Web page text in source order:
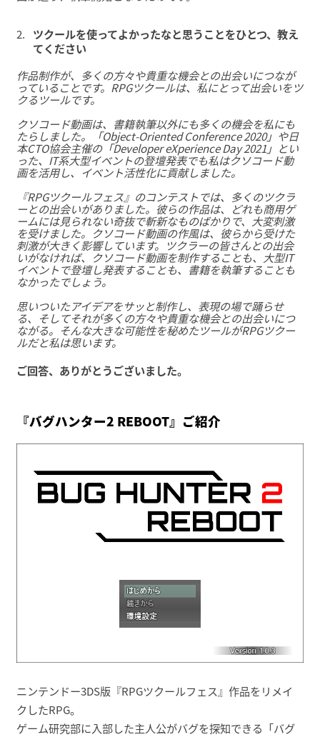
ツクールを使ってよかったなと思うことをひとつ、教え
てください
作品制作が、多くの方々や貴重な機会との出会いにつなが
っていることです。RPGツクールは、私にとって出会いをツ
クるツールです。
クソコード動画は、書籍執筆以外にも多くの機会を私にも
たらしました。「Object-Oriented Conference 2020」や日
本CTO協会主催の「Developer eXperience Day 2021」とい
った、IT系大型イベントの登壇発表でも私はクソコード動
画を活用し、イベント活性化に貢献しました。
『RPGツクールフェス』のコンテストでは、多くのツクラ
ーとの出会いがありました。彼らの作品は、どれも商用ゲ
ームには見られない奇抜で斬新なものばかりで、大変刺激
を受けました。クソコード動画の作風は、彼らから受けた
刺激が大きく影響しています。ツクラーの皆さんとの出会
いがなければ、クソコード動画を制作することも、大型IT
イベントで登壇し発表することも、書籍を執筆することも
なかったでしょう。
思いついたアイデアをサッと制作し、表現の場で踊らせ
る、そしてそれが多くの方々や貴重な機会との出会いにつ
ながる。そんな大きな可能性を秘めたツールがRPGツクー
ルだと私は思います。
ご回答、ありがとうございました。
『バグハンター2 REBOOT』ご紹介
ニンテンドー3DS版『RPGツクールフェス』作品をリメイ
クしたRPG。
ゲーム研究部に入部した主人公がバグを探知できる「バグ